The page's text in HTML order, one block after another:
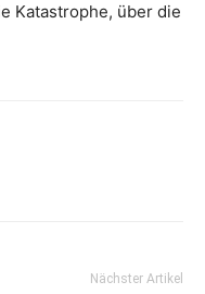
Katastrophe, über die
Nächster Artikel